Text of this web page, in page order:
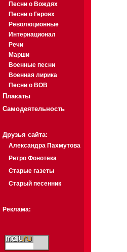
Песни о Вождях
Песни о Героях
Революционные
Интернационал
Речи
Марши
Военные песни
Военная лирика
Песни о ВОВ
Плакаты
Самодеятельность
Друзья сайта:
Александра Пахмутова
Ретро Фонотека
Старые газеты
Старый песенник
Реклама: